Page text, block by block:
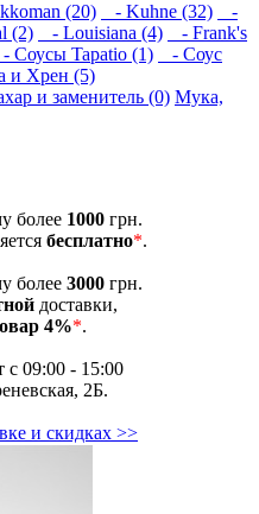
(20) - Kuhne (32)
-
(2) - Louisiana (4)
- Frank's
- Соусы Tapatio (1)
- Соус
и Хрен (5)
и заменитель (0) Мука,
более 1000грн.
бесплатно*.
более 3000грн.
доставки,
4%*.
09:00 - 15:00
2Б.
и скидках >>